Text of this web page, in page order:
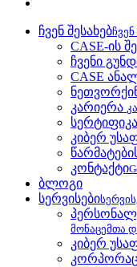
ჩვენ შესახებჩვენ
CASE-ის
ჩვენი
CASE
კარიერა
კიბერ
კონტაქტი
ბლოგი
სერვისები
მონაცემთა
კიბერ